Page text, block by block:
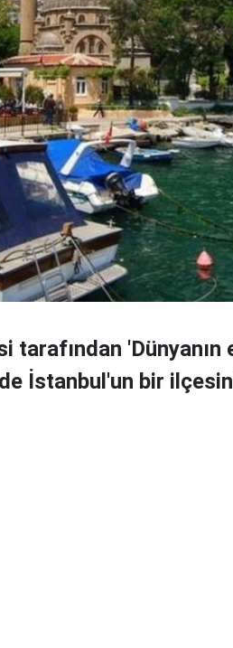
tarafından 'Dünyanın
İstanbul'un bir